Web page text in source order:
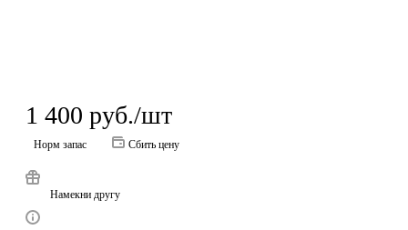
1 400 руб./шт
Норм запас Сбить цену
Намекни другу